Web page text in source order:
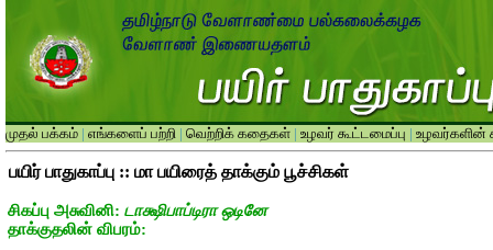
முதல் பக்கம் | எங்களைப் பற்றி | வெற்றிக் கதைகள் | உழவர் கூட்டமைப்பு | உழவர்களின்
பயிர் பாதுகாப்பு :: மா பயிரைத் தாக்கும் பூச்சிகள்
சிகப்பு அசுவினி: டாக்ஷிபாப்டிரா ஒடினே
தாக்குதலின் விபரம்: